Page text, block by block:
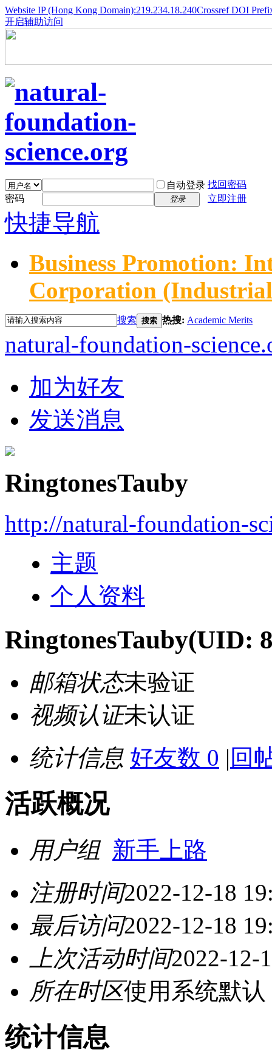
Website IP (Hong Kong Domain):219.234.18.240Crossref DOI
开启辅助访问
自动登录 找回密码
密码
登录 立即注册
快捷导航
Business Promotion:
Corporation
搜索 搜索 热搜: Academic Merits
natural-foundation-
加为好友
发送消息
RingtonesTauby
http://natural-foundation-
主题
个人资料
RingtonesTauby(UID:
邮箱状态未验证
视频认证未认证
统计信息 好友数 0 | 回
活跃概况
用户组 新手上路
注册时间2022-12-18
最后访问2022-12-18
上次活动时间2022-12-
所在时区使用系统默认
统计信息